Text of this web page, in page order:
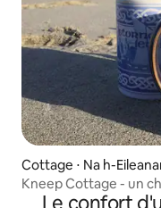
Cottage ⋅ Na h-
Kneep Cottage - un
Le confort